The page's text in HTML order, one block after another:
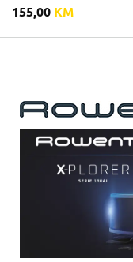
155,00 KM